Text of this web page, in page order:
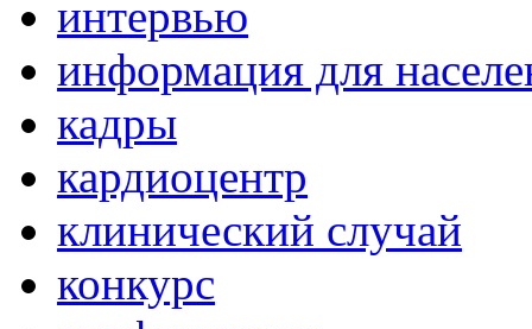
интервью
информация для
кадры
кардиоцентр
клинический случай
конкурс